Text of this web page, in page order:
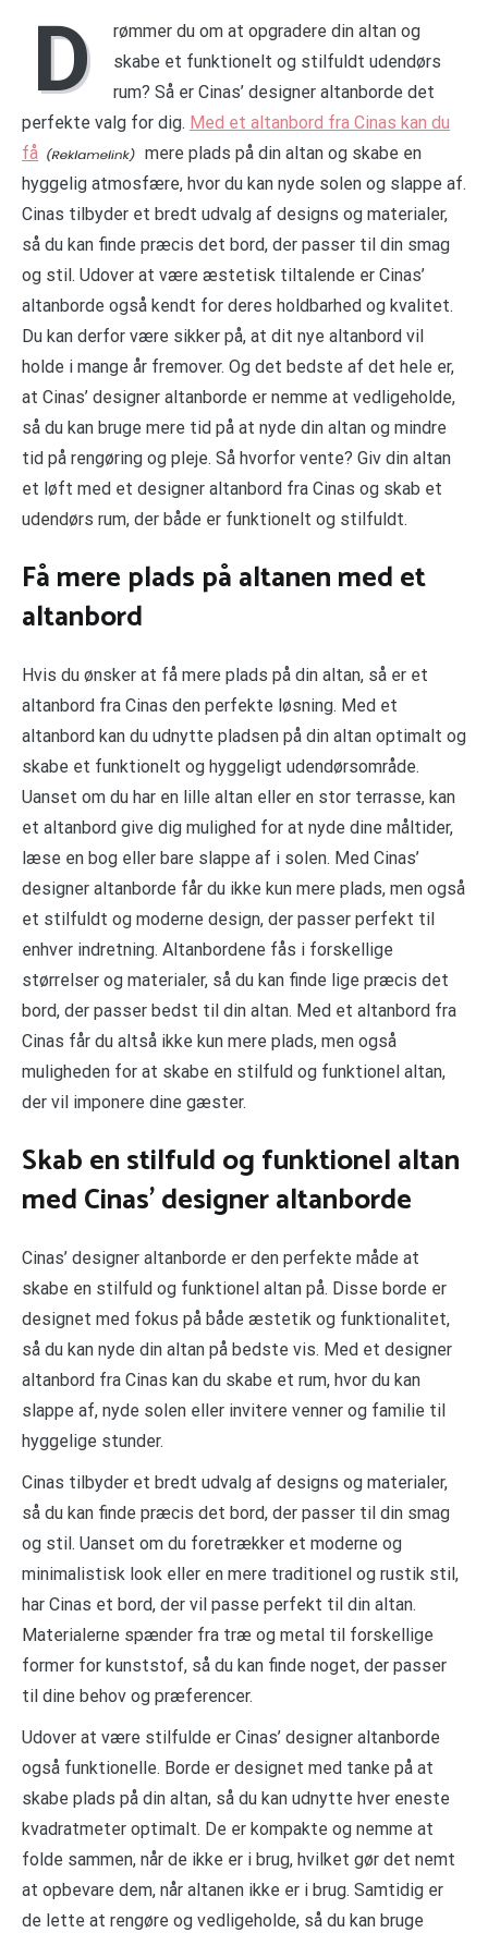
D
rømmer du om at opgradere din altan og
skabe et funktionelt og stilfuldt udendørs
rum? Så er Cinas’ designer altanborde det
perfekte valg for dig. Med et altanbord fra Cinas kan du
få
mere plads på din altan og skabe en
hyggelig atmosfære, hvor du kan nyde solen og slappe af.
Cinas tilbyder et bredt udvalg af designs og materialer,
så du kan finde præcis det bord, der passer til din smag
og stil. Udover at være æstetisk tiltalende er Cinas’
altanborde også kendt for deres holdbarhed og kvalitet.
Du kan derfor være sikker på, at dit nye altanbord vil
holde i mange år fremover. Og det bedste af det hele er,
at Cinas’ designer altanborde er nemme at vedligeholde,
så du kan bruge mere tid på at nyde din altan og mindre
tid på rengøring og pleje. Så hvorfor vente? Giv din altan
et løft med et designer altanbord fra Cinas og skab et
udendørs rum, der både er funktionelt og stilfuldt.
Få mere plads på altanen med et
altanbord
Hvis du ønsker at få mere plads på din altan, så er et
altanbord fra Cinas den perfekte løsning. Med et
altanbord kan du udnytte pladsen på din altan optimalt og
skabe et funktionelt og hyggeligt udendørsområde.
Uanset om du har en lille altan eller en stor terrasse, kan
et altanbord give dig mulighed for at nyde dine måltider,
læse en bog eller bare slappe af i solen. Med Cinas’
designer altanborde får du ikke kun mere plads, men også
et stilfuldt og moderne design, der passer perfekt til
enhver indretning. Altanbordene fås i forskellige
størrelser og materialer, så du kan finde lige præcis det
bord, der passer bedst til din altan. Med et altanbord fra
Cinas får du altså ikke kun mere plads, men også
muligheden for at skabe en stilfuld og funktionel altan,
der vil imponere dine gæster.
Skab en stilfuld og funktionel altan
med Cinas’ designer altanborde
Cinas’ designer altanborde er den perfekte måde at
skabe en stilfuld og funktionel altan på. Disse borde er
designet med fokus på både æstetik og funktionalitet,
så du kan nyde din altan på bedste vis. Med et designer
altanbord fra Cinas kan du skabe et rum, hvor du kan
slappe af, nyde solen eller invitere venner og familie til
hyggelige stunder.
Cinas tilbyder et bredt udvalg af designs og materialer,
så du kan finde præcis det bord, der passer til din smag
og stil. Uanset om du foretrækker et moderne og
minimalistisk look eller en mere traditionel og rustik stil,
har Cinas et bord, der vil passe perfekt til din altan.
Materialerne spænder fra træ og metal til forskellige
former for kunststof, så du kan finde noget, der passer
til dine behov og præferencer.
Udover at være stilfulde er Cinas’ designer altanborde
også funktionelle. Borde er designet med tanke på at
skabe plads på din altan, så du kan udnytte hver eneste
kvadratmeter optimalt. De er kompakte og nemme at
folde sammen, når de ikke er i brug, hvilket gør det nemt
at opbevare dem, når altanen ikke er i brug. Samtidig er
de lette at rengøre og vedligeholde, så du kan bruge